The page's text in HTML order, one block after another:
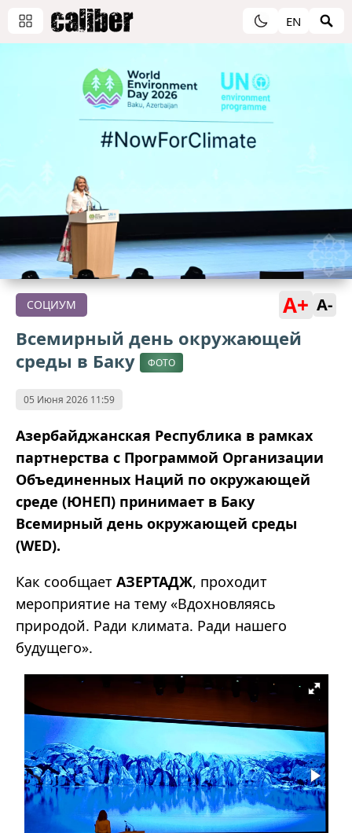
EN
СОЦИУМ A+ A-
Всемирный день окружающей
среды в Баку
ФОТО
05 Июня 2026 11:59
Азербайджанская Республика в рамках
партнерства с Программой Организации
Объединенных Наций по окружающей
среде (ЮНЕП) принимает в Баку
Всемирный день окружающей среды
(WED).
Как сообщает АЗЕРТАДЖ, проходит
мероприятие на тему «Вдохновляясь
природой. Ради климата. Ради нашего
будущего».